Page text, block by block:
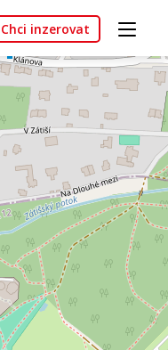
Chci inzerovat